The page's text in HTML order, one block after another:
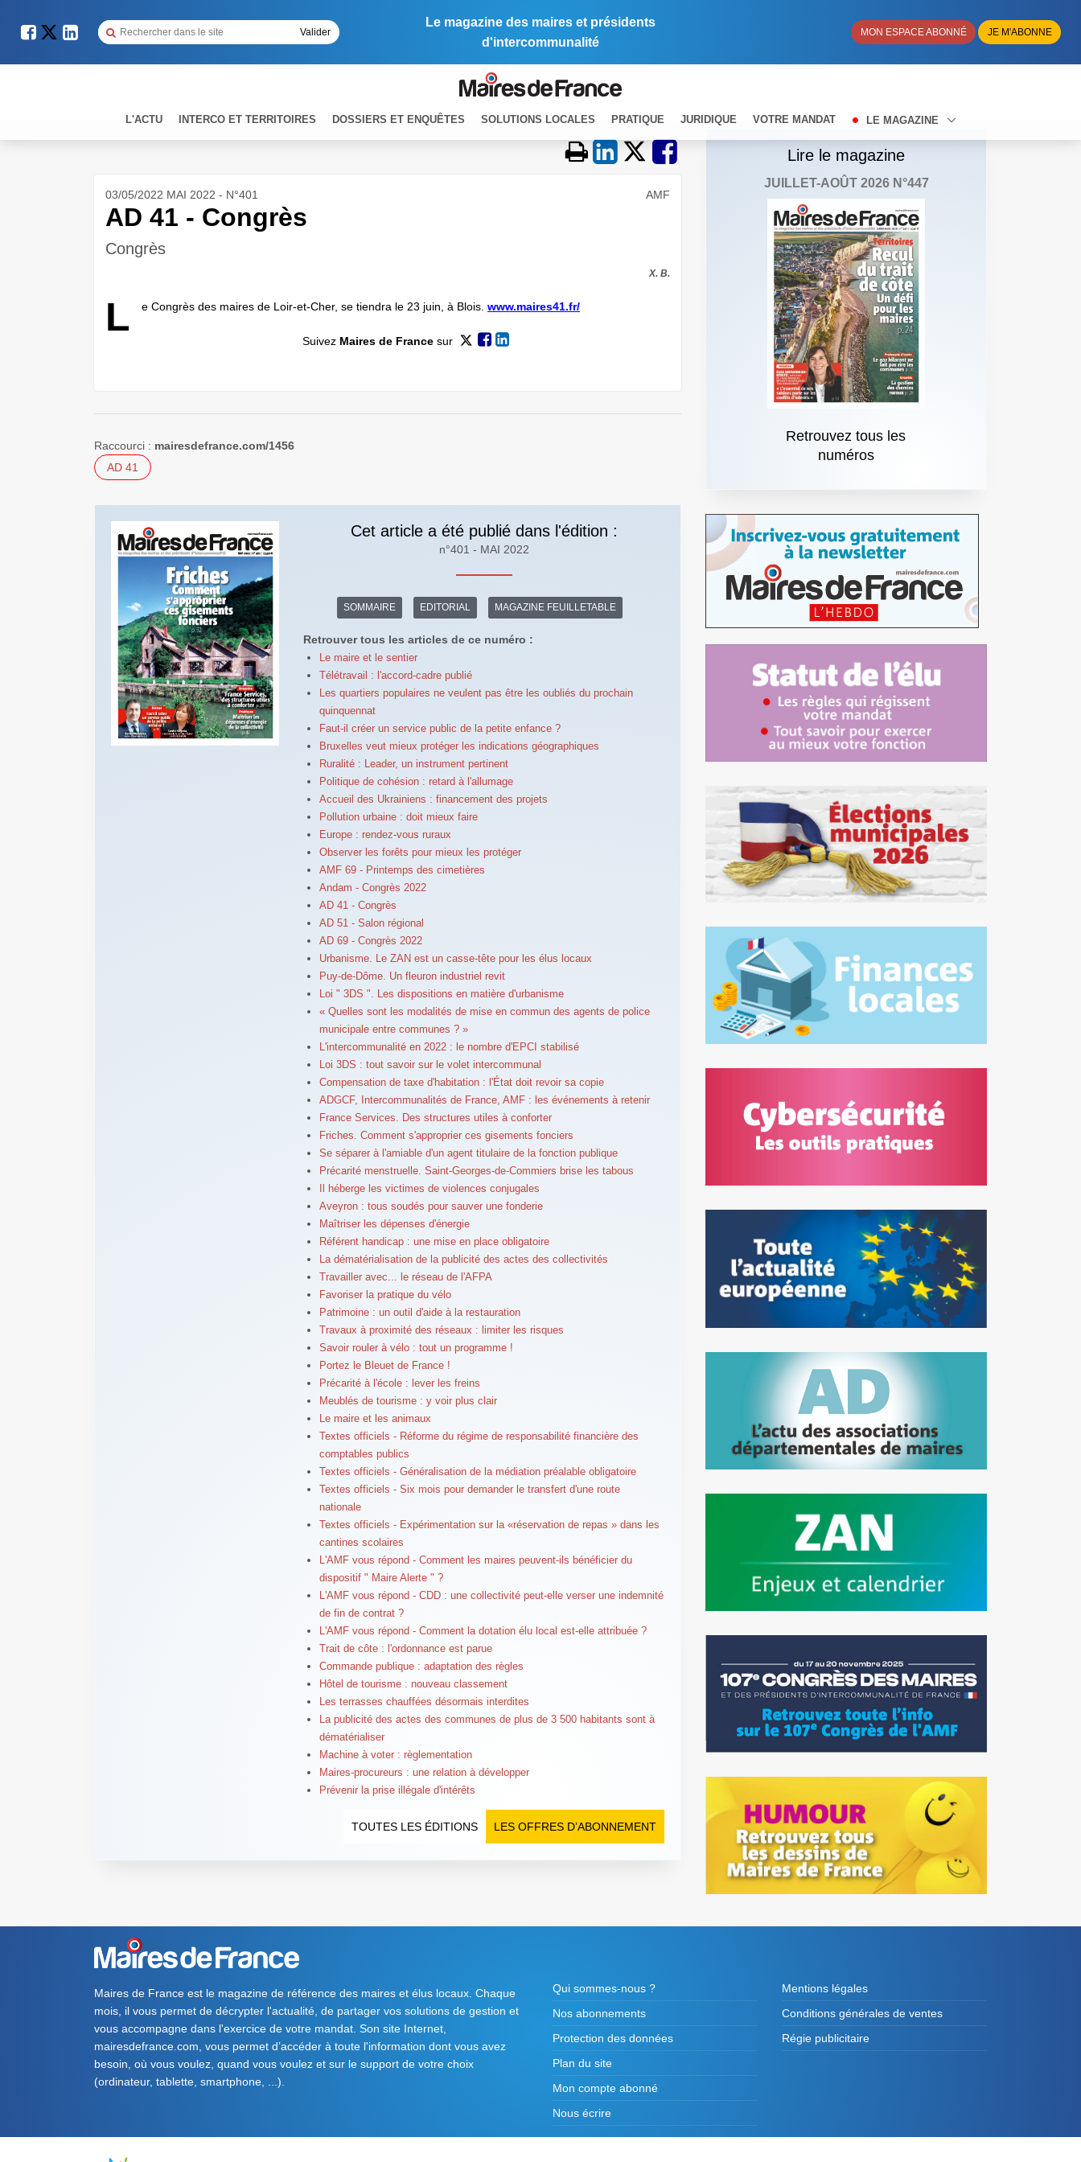
Le magazine des maires et présidents
d'intercommunalité
MON ESPACE ABONNÉ JE M'ABONNE
L'ACTU INTERCO ET TERRITOIRES DOSSIERS ET ENQUÊTES SOLUTIONS LOCALES PRATIQUE JURIDIQUE VOTRE MANDAT LE MAGAZINE
03/05/2022 MAI 2022 - N°401 AMF
AD 41 - Congrès
Congrès
X. B.
L e Congrès des maires de Loir-et-Cher, se tiendra le 23 juin, à Blois. www.maires41.fr/
Suivez Maires de France sur
Raccourci : mairesdefrance.com/1456
AD 41
Cet article a été publié dans l'édition :
n°401 - MAI 2022
SOMMAIRE EDITORIAL MAGAZINE FEUILLETABLE
Retrouver tous les articles de ce numéro :
Le maire et le sentier
Télétravail : l'accord-cadre publié
Les quartiers populaires ne veulent pas être les oubliés du prochain
quinquennat
Faut-il créer un service public de la petite enfance ?
Bruxelles veut mieux protéger les indications géographiques
Ruralité : Leader, un instrument pertinent
Politique de cohésion : retard à l'allumage
Accueil des Ukrainiens : financement des projets
Pollution urbaine : doit mieux faire
Europe : rendez-vous ruraux
Observer les forêts pour mieux les protéger
AMF 69 - Printemps des cimetières
Andam - Congrès 2022
AD 41 - Congrès
AD 51 - Salon régional
AD 69 - Congrès 2022
Urbanisme. Le ZAN est un casse-tête pour les élus locaux
Puy-de-Dôme. Un fleuron industriel revit
Loi " 3DS ". Les dispositions en matière d'urbanisme
« Quelles sont les modalités de mise en commun des agents de police
municipale entre communes ? »
L'intercommunalité en 2022 : le nombre d'EPCI stabilisé
Loi 3DS : tout savoir sur le volet intercommunal
Compensation de taxe d'habitation : l'État doit revoir sa copie
ADGCF, Intercommunalités de France, AMF : les événements à retenir
France Services. Des structures utiles à conforter
Friches. Comment s'approprier ces gisements fonciers
Se séparer à l'amiable d'un agent titulaire de la fonction publique
Précarité menstruelle. Saint-Georges-de-Commiers brise les tabous
Il héberge les victimes de violences conjugales
Aveyron : tous soudés pour sauver une fonderie
Maîtriser les dépenses d'énergie
Référent handicap : une mise en place obligatoire
La dématérialisation de la publicité des actes des collectivités
Travailler avec... le réseau de l'AFPA
Favoriser la pratique du vélo
Patrimoine : un outil d'aide à la restauration
Travaux à proximité des réseaux : limiter les risques
Savoir rouler à vélo : tout un programme !
Portez le Bleuet de France !
Précarité à l'école : lever les freins
Meublés de tourisme : y voir plus clair
Le maire et les animaux
Textes officiels - Réforme du régime de responsabilité financière des
comptables publics
Textes officiels - Généralisation de la médiation préalable obligatoire
Textes officiels - Six mois pour demander le transfert d'une route
nationale
Textes officiels - Expérimentation sur la «réservation de repas » dans les
cantines scolaires
L'AMF vous répond - Comment les maires peuvent-ils bénéficier du
dispositif " Maire Alerte " ?
L'AMF vous répond - CDD : une collectivité peut-elle verser une indemnité
de fin de contrat ?
L'AMF vous répond - Comment la dotation élu local est-elle attribuée ?
Trait de côte : l'ordonnance est parue
Commande publique : adaptation des règles
Hôtel de tourisme : nouveau classement
Les terrasses chauffées désormais interdites
La publicité des actes des communes de plus de 3 500 habitants sont à
dématérialiser
Machine à voter : règlementation
Maires-procureurs : une relation à développer
Prévenir la prise illégale d'intérêts
LES OFFRES D’ABONNEMENT
TOUTES LES ÉDITIONS
Lire le magazine
JUILLET-AOÛT 2026 N°447
Retrouvez tous les
numéros
Maires de France est le magazine de référence des maires et élus locaux. Chaque
mois, il vous permet de décrypter l'actualité, de partager vos solutions de gestion et
vous accompagne dans l'exercice de votre mandat. Son site Internet,
mairesdefrance.com, vous permet d’accéder à toute l'information dont vous avez
besoin, où vous voulez, quand vous voulez et sur le support de votre choix
(ordinateur, tablette, smartphone, ...).
Qui sommes-nous ?
Nos abonnements
Protection des données
Plan du site
Mon compte abonné
Nous écrire
Mentions légales
Conditions générales de ventes
Régie publicitaire